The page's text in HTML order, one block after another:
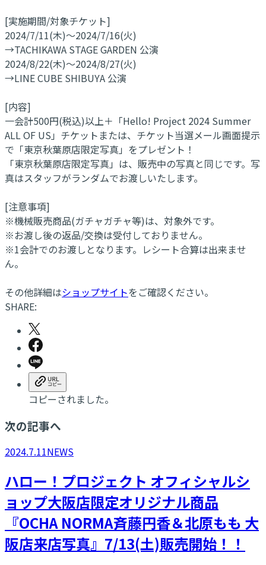
[実施期間/対象チケット]
2024/7/11(木)～2024/7/16(火)
→TACHIKAWA STAGE GARDEN 公演
2024/8/22(木)～2024/8/27(火)
→LINE CUBE SHIBUYA 公演
[内容]
一会計500円(税込)以上＋「Hello! Project 2024 Summer
ALL OF US」チケットまたは、チケット当選メール画面提示
で「東京秋葉原店限定写真」をプレゼント！
「東京秋葉原店限定写真」は、販売中の写真と同じです。写
真はスタッフがランダムでお渡しいたします。
[注意事項]
※機械販売商品(ガチャガチャ等)は、対象外です。
※お渡し後の返品/交換は受付しておりません。
※1会計でのお渡しとなります。レシート合算は出来ませ
ん。
その他詳細はショップサイトをご確認ください。
SHARE:
コピーされました。
次の記事へ
2024.7.11NEWS
ハロー！プロジェクト オフィシャルシ
ョップ大阪店限定オリジナル商品
『OCHA NORMA斉藤円香＆北原もも 大
阪店来店写真』7/13(土)販売開始！！